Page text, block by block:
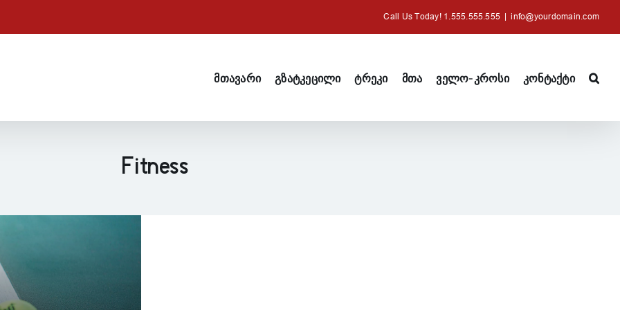
Call Us Today! 1.555.555.555 info@yourdomain.com
მთავარი გზატკეცილი ტრეკი მთა ველო-კროსი კონტაქტი
Fitness